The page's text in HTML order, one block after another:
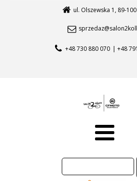
ul. Olszewska 1, 89-100
+48 730 880 070 | +48